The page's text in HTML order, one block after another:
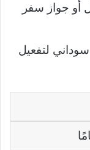
أو جواز سفر
يقل عن 10.000 جنيه سوداني لتفعيل